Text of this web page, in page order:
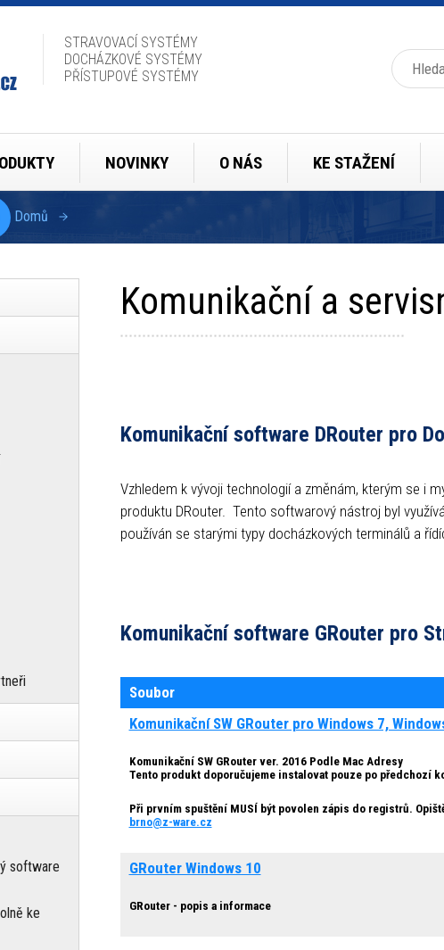
STRAVOVACÍ SYSTÉMY
DOCHÁZKOVÉ SYSTÉMY
PŘÍSTUPOVÉ SYSTÉMY
Hledat
NOVINKY O NÁS KE STAŽENÍ
Drobečková
Domů
Komunikační a
Komunikační software DRouter pro
Vzhledem k vývoji technologií a změnám, kterým se i
produktu DRouter. Tento softwarový nástroj byl
používán se starými typy docházkových terminálů a
Komunikační software GRouter pro
Soubor
Komunikační SW GRouter pro Windows 7,
Komunikační SW GRouter ver. 2016 Podle Mac Adresy
Tento produkt doporučujeme instalovat pouze po předchozí
Při prvním spuštění MUSÍ být povolen zápis do registrů.
brno@z-ware.cz
GRouter Windows 10
GRouter - popis a informace
software
ke